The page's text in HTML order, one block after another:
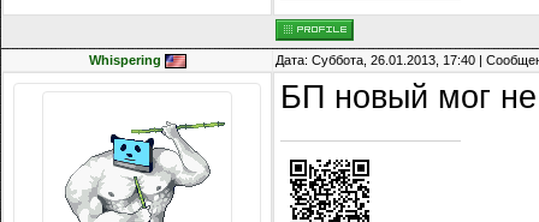
Whispering Дата: Суббота, 26.01.2013, 17:40 |
БП новый мог не